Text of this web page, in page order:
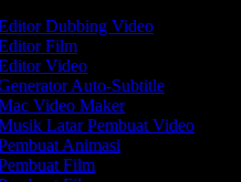
Dubbing Video
Film
Video
Auto-Subtitle
Video Maker
Latar Pembuat Video
Animasi
Film